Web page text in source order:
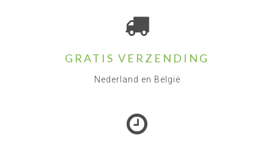
GRATIS VERZENDING
Nederland en België